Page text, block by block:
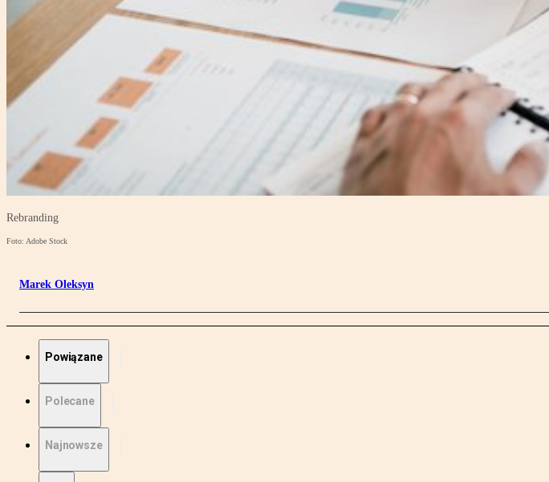
Rebranding
Foto: Adobe Stock
Marek Oleksyn
Powiązane
Polecane
Najnowsze